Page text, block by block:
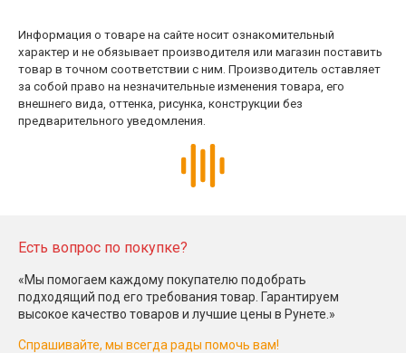
Информация о товаре на сайте носит ознакомительный
характер и не обязывает производителя или магазин поставить
товар в точном соответствии с ним. Производитель оставляет
за собой право на незначительные изменения товара, его
внешнего вида, оттенка, рисунка, конструкции без
предварительного уведомления.
Есть вопрос по покупке?
«Мы помогаем каждому покупателю подобрать
подходящий под его требования товар. Гарантируем
высокое качество товаров и лучшие цены в Рунете.»
Спрашивайте, мы всегда рады помочь вам!